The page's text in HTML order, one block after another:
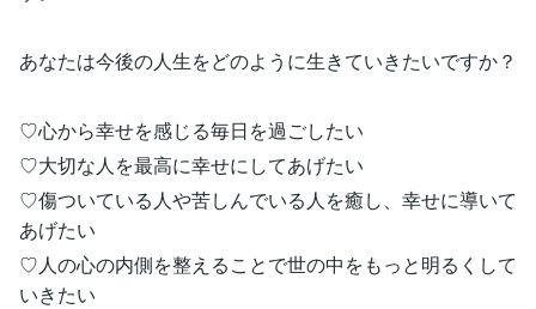
あなたは今後の人生をどのように生きていきたいですか？
♡心から幸せを感じる毎日を過ごしたい
♡大切な人を最高に幸せにしてあげたい
♡傷ついている人や苦しんでいる人を癒し、幸せに導いて
あげたい
♡人の心の内側を整えることで世の中をもっと明るくして
いきたい